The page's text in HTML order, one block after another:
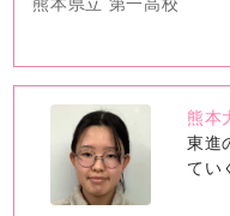
no
image
熊本
東進
てい